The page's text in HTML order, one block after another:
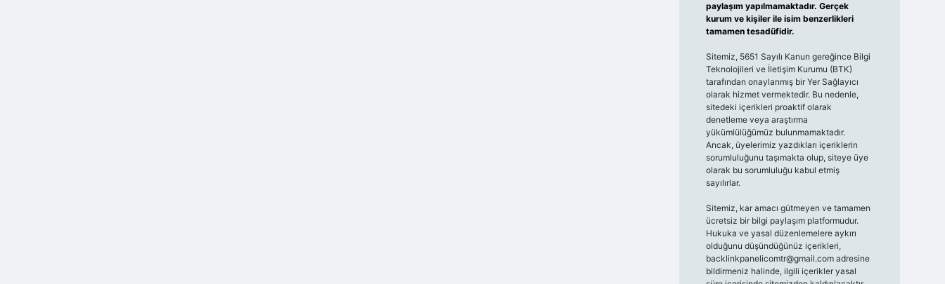
paylaşım yapılmamaktadır. Gerçek
kurum ve kişiler ile isim benzerlikleri
tamamen tesadüfidir.
Sitemiz, 5651 Sayılı Kanun gereğince Bilgi
Teknolojileri ve İletişim Kurumu (BTK)
tarafından onaylanmış bir Yer Sağlayıcı
olarak hizmet vermektedir. Bu nedenle,
sitedeki içerikleri proaktif olarak
denetleme veya araştırma
yükümlülüğümüz bulunmamaktadır.
Ancak, üyelerimiz yazdıkları içeriklerin
sorumluluğunu taşımakta olup, siteye üye
olarak bu sorumluluğu kabul etmiş
sayılırlar.
Sitemiz, kar amacı gütmeyen ve tamamen
ücretsiz bir bilgi paylaşım platformudur.
Hukuka ve yasal düzenlemelere aykırı
olduğunu düşündüğünüz içerikleri,
backlinkpanelicomtr@gmail.comadresine
bildirmeniz halinde, ilgili içerikler yasal